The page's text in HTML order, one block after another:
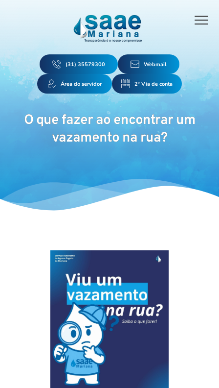
(31) 35579300 Webmail
Área do servidor 2ª Via de conta
O que fazer ao encontrar um
vazamento na rua?